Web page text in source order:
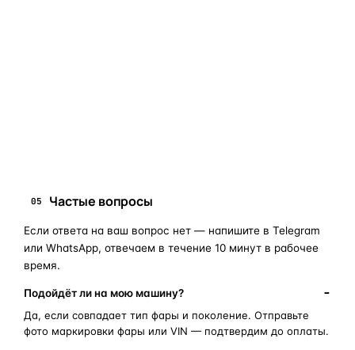
05 Частые вопросы
Если ответа на ваш вопрос нет — напишите в Telegram
или WhatsApp, отвечаем в течение 10 минут в рабочее
время.
Подойдёт ли на мою машину?
Да, если совпадает тип фары и поколение. Отправьте
фото маркировки фары или VIN — подтвердим до оплаты.